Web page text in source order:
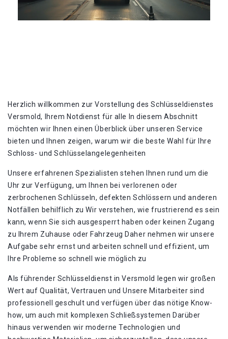
Herzlich willkommen zur Vorstellung des Schlüsseldienstes
Versmold, Ihrem Notdienst für alle In diesem Abschnitt
möchten wir Ihnen einen Überblick über unseren Service
bieten und Ihnen zeigen, warum wir die beste Wahl für Ihre
Schloss- und Schlüsselangelegenheiten
Unsere erfahrenen Spezialisten stehen Ihnen rund um die
Uhr zur Verfügung, um Ihnen bei verlorenen oder
zerbrochenen Schlüsseln, defekten Schlössern und anderen
Notfällen behilflich zu Wir verstehen, wie frustrierend es sein
kann, wenn Sie sich ausgesperrt haben oder keinen Zugang
zu Ihrem Zuhause oder Fahrzeug Daher nehmen wir unsere
Aufgabe sehr ernst und arbeiten schnell und effizient, um
Ihre Probleme so schnell wie möglich zu
Als führender Schlüsseldienst in Versmold legen wir großen
Wert auf Qualität, Vertrauen und Unsere Mitarbeiter sind
professionell geschult und verfügen über das nötige Know-
how, um auch mit komplexen Schließsystemen Darüber
hinaus verwenden wir moderne Technologien und